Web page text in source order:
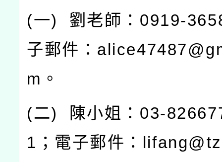
(一) 劉老師： 0919-
子郵件：
m 。
(二) 陳小姐： 03-
1 ；電子郵件：